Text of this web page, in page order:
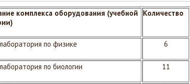
комплекса оборудования (учебной
Количество
по физике 6
по биологии 11